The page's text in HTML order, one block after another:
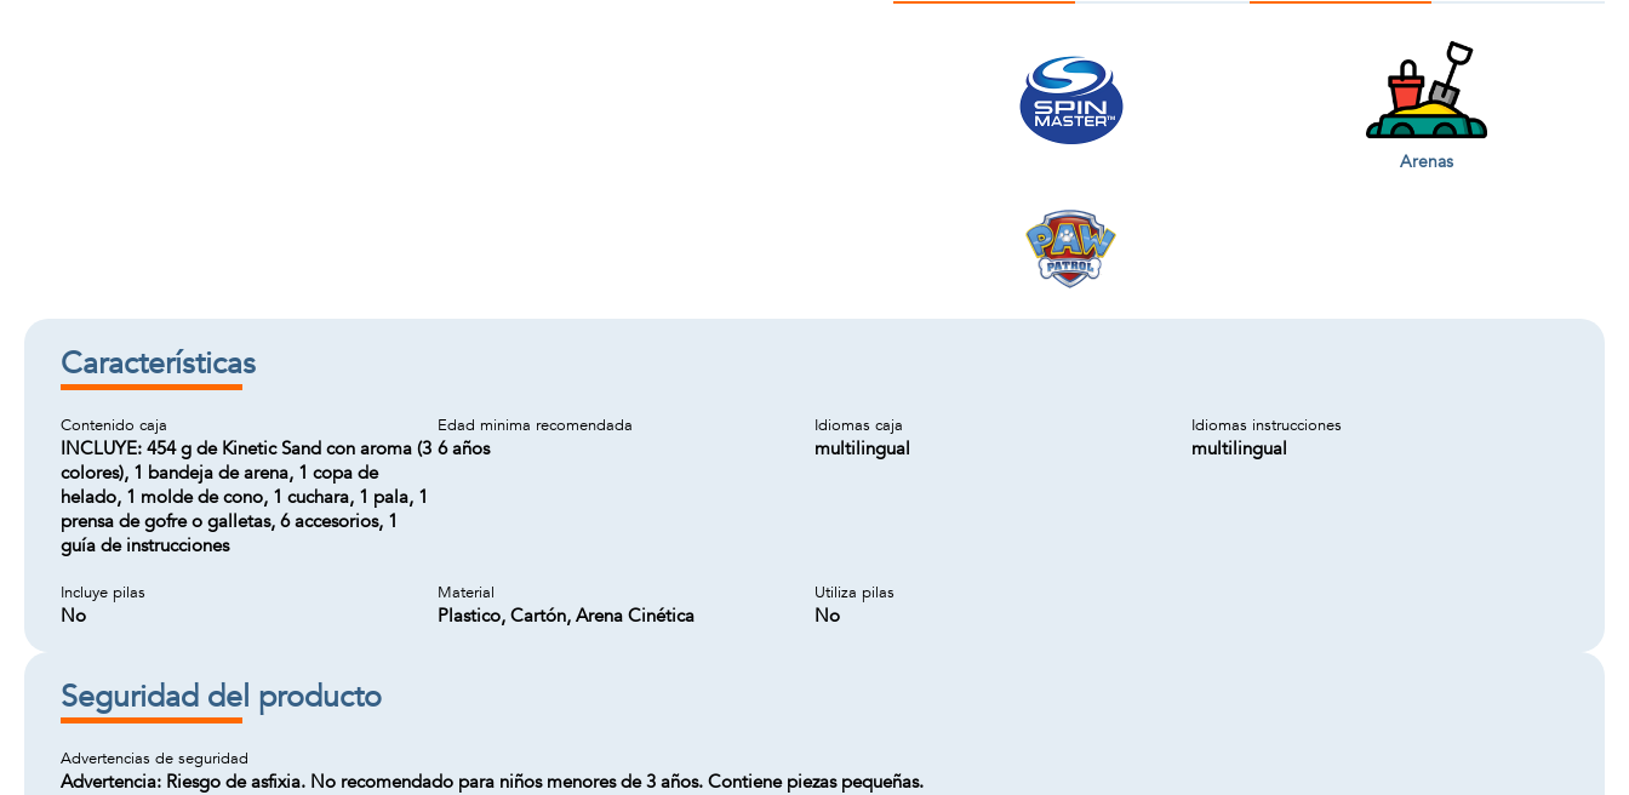
Arenas
Características
Contenido caja
INCLUYE: 454 g de Kinetic Sand con aroma (3
colores), 1 bandeja de arena, 1 copa de
helado, 1 molde de cono, 1 cuchara, 1 pala, 1
prensa de gofre o galletas, 6 accesorios, 1
guía de instrucciones
Edad minima recomendada
6 años
Idiomas caja
multilingual
Idiomas instrucciones
multilingual
Incluye pilas
No
Material
Plastico, Cartón, Arena Cinética
Utiliza pilas
No
Seguridad del producto
Advertencias de seguridad
Advertencia: Riesgo de asfixia. No recomendado para niños menores de 3 años. Contiene piezas pequeñas.